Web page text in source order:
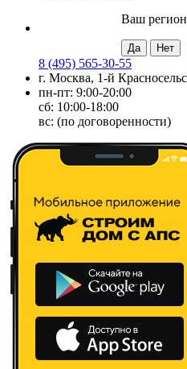
Ваш регион
8 (495) 565-30-55
г. Москва, 1-й
пн-пт: 9:00-20:00
сб: 10:00-18:00
вс: (по договоренности)